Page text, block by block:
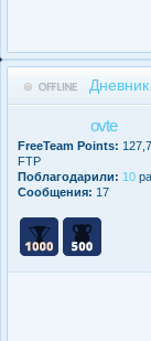
ovte
FreeTeam Points:
FTP
Поблагодарили: 10
Сообщения: 17